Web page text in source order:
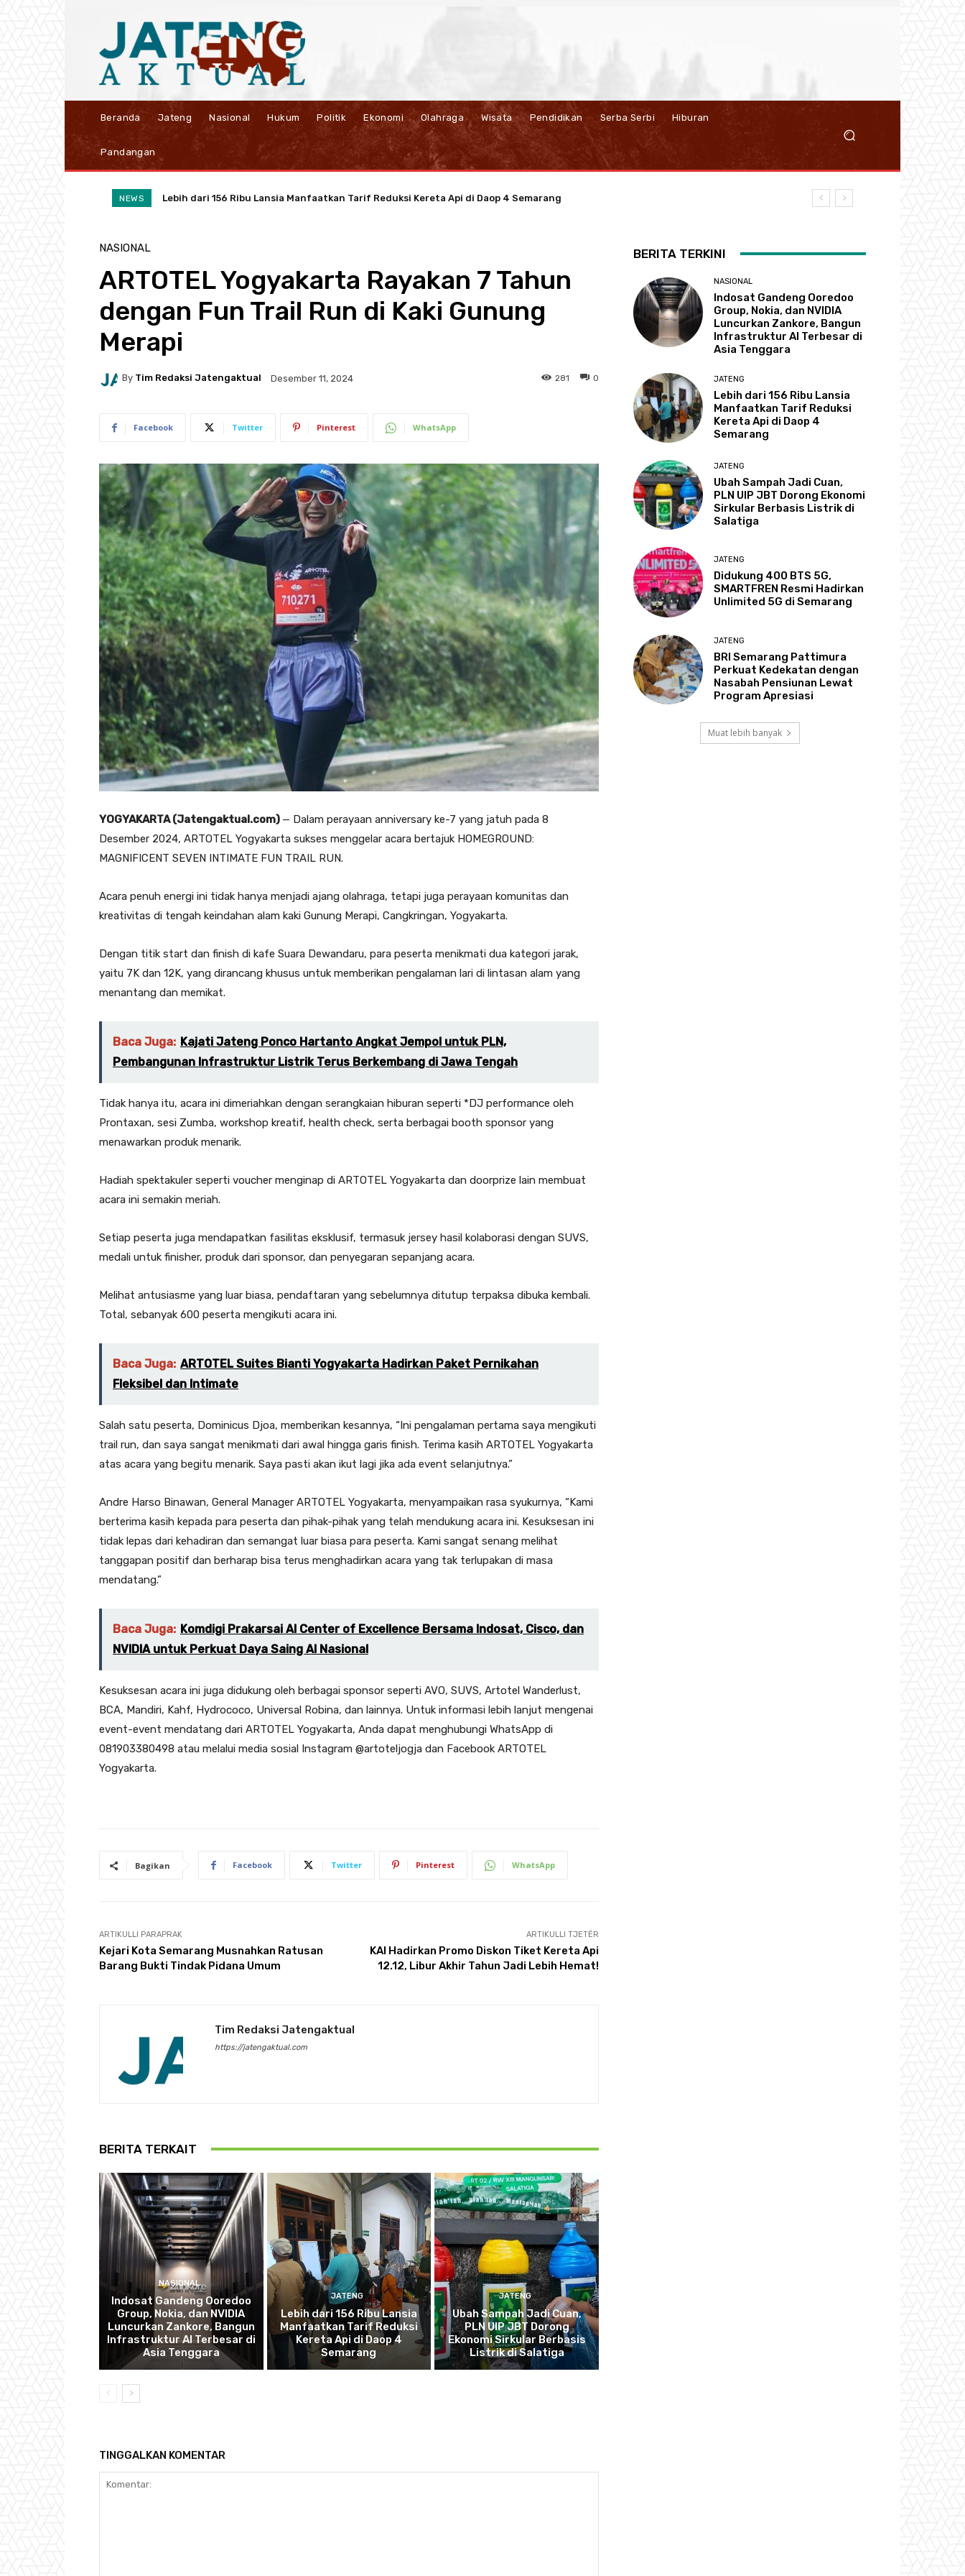
Beranda Jateng Nasional Hukum Politik Ekonomi Olahraga Wisata Pendidikan Serba Serbi Hiburan
Pandangan
NEWS Lebih dari 156 Ribu Lansia Manfaatkan Tarif Reduksi Kereta Api di Daop 4 Semarang
Ubah Sampah Jadi Cuan, PLN UIP JBT Dorong Ekonomi Sirkular Berbasis Listrik di Salatiga
NASIONAL
ARTOTEL Yogyakarta Rayakan 7 Tahun
dengan Fun Trail Run di Kaki Gunung
Merapi
By Tim Redaksi Jatengaktual Desember 11, 2024 0
281
Facebook Twitter Pinterest WhatsApp
YOGYAKARTA (Jatengaktual.com) — Dalam perayaan anniversary ke-7 yang jatuh pada 8
Desember 2024, ARTOTEL Yogyakarta sukses menggelar acara bertajuk HOMEGROUND:
MAGNIFICENT SEVEN INTIMATE FUN TRAIL RUN.
Acara penuh energi ini tidak hanya menjadi ajang olahraga, tetapi juga perayaan komunitas dan
kreativitas di tengah keindahan alam kaki Gunung Merapi, Cangkringan, Yogyakarta.
Dengan titik start dan finish di kafe Suara Dewandaru, para peserta menikmati dua kategori jarak,
yaitu 7K dan 12K, yang dirancang khusus untuk memberikan pengalaman lari di lintasan alam yang
menantang dan memikat.
Baca Juga: Kajati Jateng Ponco Hartanto Angkat Jempol untuk PLN,
Pembangunan Infrastruktur Listrik Terus Berkembang di Jawa Tengah
Tidak hanya itu, acara ini dimeriahkan dengan serangkaian hiburan seperti *DJ performance oleh
Prontaxan, sesi Zumba, workshop kreatif, health check, serta berbagai booth sponsor yang
menawarkan produk menarik.
Hadiah spektakuler seperti voucher menginap di ARTOTEL Yogyakarta dan doorprize lain membuat
acara ini semakin meriah.
Setiap peserta juga mendapatkan fasilitas eksklusif, termasuk jersey hasil kolaborasi dengan SUVS,
medali untuk finisher, produk dari sponsor, dan penyegaran sepanjang acara.
Melihat antusiasme yang luar biasa, pendaftaran yang sebelumnya ditutup terpaksa dibuka kembali.
Total, sebanyak 600 peserta mengikuti acara ini.
Baca Juga: ARTOTEL Suites Bianti Yogyakarta Hadirkan Paket Pernikahan
Fleksibel dan Intimate
Salah satu peserta, Dominicus Djoa, memberikan kesannya, “Ini pengalaman pertama saya mengikuti
trail run, dan saya sangat menikmati dari awal hingga garis finish. Terima kasih ARTOTEL Yogyakarta
atas acara yang begitu menarik. Saya pasti akan ikut lagi jika ada event selanjutnya.”
Andre Harso Binawan, General Manager ARTOTEL Yogyakarta, menyampaikan rasa syukurnya, “Kami
berterima kasih kepada para peserta dan pihak-pihak yang telah mendukung acara ini. Kesuksesan ini
tidak lepas dari kehadiran dan semangat luar biasa para peserta. Kami sangat senang melihat
tanggapan positif dan berharap bisa terus menghadirkan acara yang tak terlupakan di masa
mendatang.”
Baca Juga: Komdigi Prakarsai AI Center of Excellence Bersama Indosat, Cisco, dan
NVIDIA untuk Perkuat Daya Saing AI Nasional
Kesuksesan acara ini juga didukung oleh berbagai sponsor seperti AVO, SUVS, Artotel Wanderlust,
BCA, Mandiri, Kahf, Hydrococo, Universal Robina, dan lainnya. Untuk informasi lebih lanjut mengenai
event-event mendatang dari ARTOTEL Yogyakarta, Anda dapat menghubungi WhatsApp di
081903380498 atau melalui media sosial Instagram @artoteljogja dan Facebook ARTOTEL
Yogyakarta.
Bagikan Facebook Twitter Pinterest WhatsApp
ARTIKULLI PARAPRAK
Kejari Kota Semarang Musnahkan Ratusan
Barang Bukti Tindak Pidana Umum
ARTIKULLI TJETËR
KAI Hadirkan Promo Diskon Tiket Kereta Api
12.12, Libur Akhir Tahun Jadi Lebih Hemat!
Tim Redaksi Jatengaktual
https://jatengaktual.com
BERITA TERKAIT
NASIONAL
Indosat Gandeng Ooredoo
Group, Nokia, dan NVIDIA
Luncurkan Zankore, Bangun
Infrastruktur AI Terbesar di
Asia Tenggara
JATENG
Lebih dari 156 Ribu Lansia
Manfaatkan Tarif Reduksi
Kereta Api di Daop 4
Semarang
JATENG
Ubah Sampah Jadi Cuan,
PLN UIP JBT Dorong
Ekonomi Sirkular Berbasis
Listrik di Salatiga
TINGGALKAN KOMENTAR
BERITA TERKINI
NASIONAL
Indosat Gandeng Ooredoo
Group, Nokia, dan NVIDIA
Luncurkan Zankore, Bangun
Infrastruktur AI Terbesar di
Asia Tenggara
JATENG
Lebih dari 156 Ribu Lansia
Manfaatkan Tarif Reduksi
Kereta Api di Daop 4
Semarang
JATENG
Ubah Sampah Jadi Cuan,
PLN UIP JBT Dorong Ekonomi
Sirkular Berbasis Listrik di
Salatiga
JATENG
Didukung 400 BTS 5G,
SMARTFREN Resmi Hadirkan
Unlimited 5G di Semarang
JATENG
BRI Semarang Pattimura
Perkuat Kedekatan dengan
Nasabah Pensiunan Lewat
Program Apresiasi
Muat lebih banyak